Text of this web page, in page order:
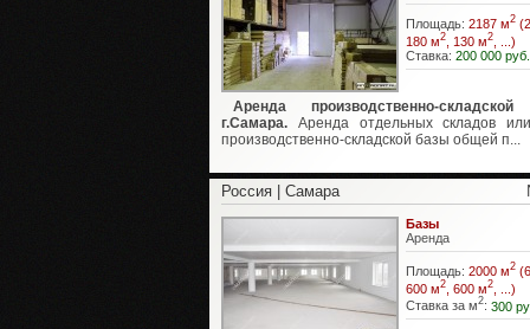
Площадь: 2187 м2
180 м2 , 130 м2 , ...)
Ставка: 200 000 руб.
Аренда производственно-
г.Самара. Аренда отдельных складов
производственно-складской базы общей п...
Россия | Самара
Базы
Аренда
Площадь: 2000 м2
600 м2 , 600 м2 , ...)
Ставка за м2: 300